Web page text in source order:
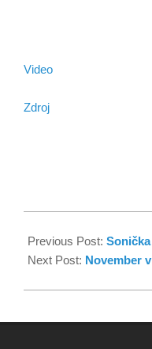
Video
Zdroj
Previous Post:
Next Post: November